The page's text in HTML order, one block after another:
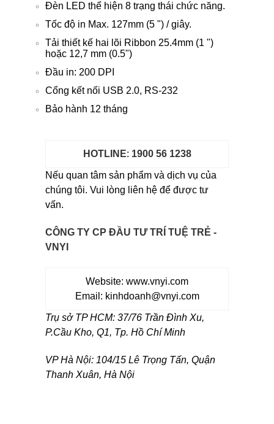
Đèn LED thể hiện 8 trạng thái chức năng.
Tốc độ in Max. 127mm (5 ") / giây.
Tải thiết kế hai lõi Ribbon 25.4mm (1 ")
hoặc 12,7 mm (0.5")
Đầu in: 200 DPI
Cổng kết nối USB 2.0, RS-232
Bảo hành 12 tháng
HOTLINE: 1900 56 1238
Nếu quan tâm sản phẩm và dịch vụ của
chúng tôi. Vui lòng liên hệ để được tư
vấn.
CÔNG TY CP ĐẦU TƯ TRÍ TUỆ TRẺ -
VNYI
Website: www.vnyi.com
Email: kinhdoanh@vnyi.com
Trụ sở TP HCM: 37/76 Trần Đình Xu,
P.Cầu Kho, Q1, Tp. Hồ Chí Minh
VP Hà Nội: 104/15 Lê Trọng Tấn, Quận
Thanh Xuân, Hà Nội